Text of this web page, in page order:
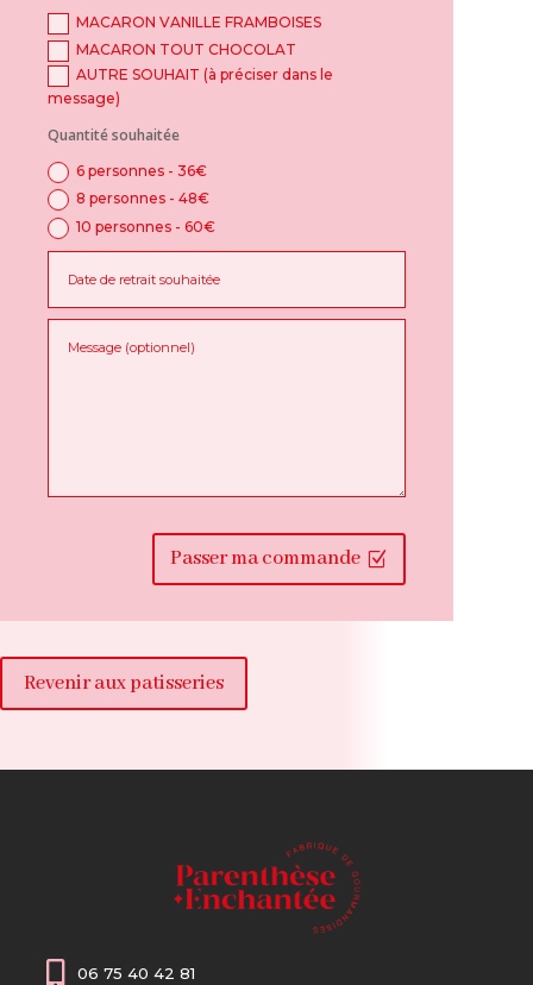
MACARON VANILLE FRAMBOISES
MACARON TOUT CHOCOLAT
AUTRE SOUHAIT (à préciser dans le
message)
Quantité souhaitée
6 personnes - 36€
8 personnes - 48€
10 personnes - 60€
Passer ma commande
Revenir aux patisseries
06 75 40 42 81